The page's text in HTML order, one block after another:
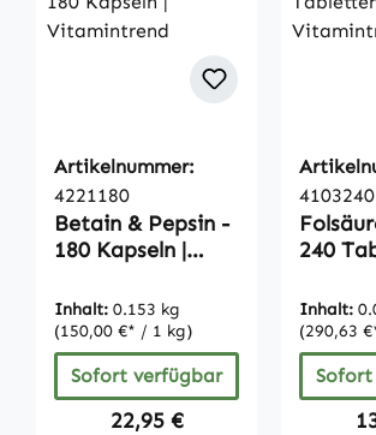
Artikelnummer:
4221180
Betain & Pepsin -
180 Kapseln |
Inhalt: 0.153 kg
(150,00 €* / 1 kg)
Sofort verfügbar
Regulärer Preis:
22,95 €
4103240
240
Inhalt:
(290,63